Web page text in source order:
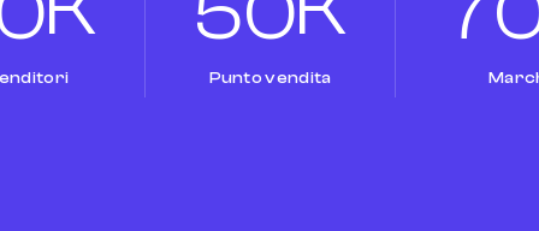
Punto vendita